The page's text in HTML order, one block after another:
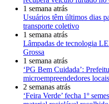
1 semana atrás
Usuários têm últimos dias
transporte coletivo
1 semana atrás
Lâmpadas de tecnologia
Grossa
1 semana atrás
‘PG Bem Cuidada’:
microempreendedores locais
2 semanas atrás
‘Feira Verde’ fecha 1º